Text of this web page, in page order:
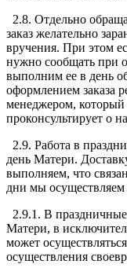
2.8. Отдельно
заказ желательно
вручения. При этом
нужно сообщать при
выполним ее в день
оформлением заказа
менеджером, который
проконсультирует о
2.9. Работа в
день Матери.
выполняем, что
дни мы осуществляем
2.9.1. В
Матери, в
может
осуществления